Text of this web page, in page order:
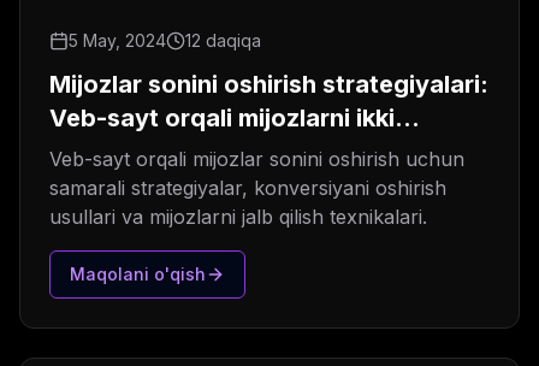
5 May, 2024 12 daqiqa
Mijozlar sonini oshirish strategiyalari:
Veb-sayt orqali mijozlarni ikki
barobar ko'paytirish
Veb-sayt orqali mijozlar sonini oshirish uchun
samarali strategiyalar, konversiyani oshirish
usullari va mijozlarni jalb qilish texnikalari.
Maqolani o'qish